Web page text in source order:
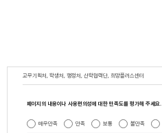
교무기획처, 학생처, 행정처, 산학협력단, 희망플러스센터
페이지의 내용이나 사용편의성에 대한 만족도를 평가해 주세요.
매우만족 만족 보통 불만족